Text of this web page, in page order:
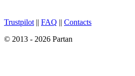
Trustpilot || FAQ || Contacts
© 2013 - 2026 Partan